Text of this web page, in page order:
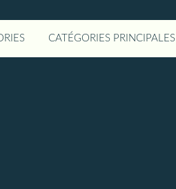
CATÉGORIES PRINCIPALES